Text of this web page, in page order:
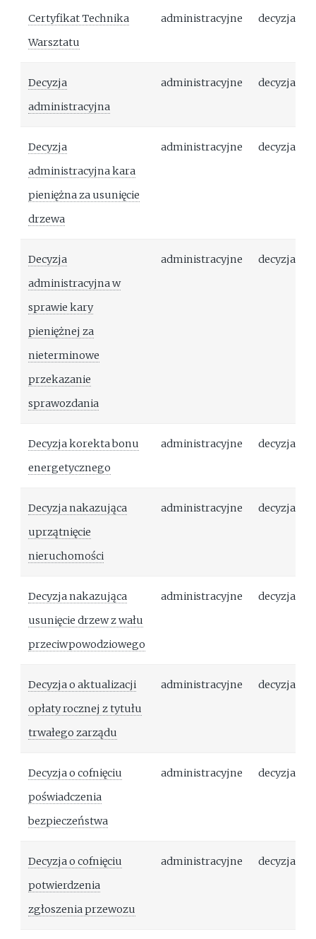
Certyfikat Technika
Warsztatu
administracyjne decyzja
Decyzja
administracyjna
administracyjne decyzja
Decyzja
administracyjna kara
pieniężna za usunięcie
drzewa
administracyjne decyzja
Decyzja
administracyjna w
sprawie kary
pieniężnej za
nieterminowe
przekazanie
sprawozdania
administracyjne decyzja
Decyzja korekta bonu
energetycznego
administracyjne decyzja
Decyzja nakazująca
uprzątnięcie
nieruchomości
administracyjne decyzja
Decyzja nakazująca
usunięcie drzew z wału
przeciwpowodziowego
administracyjne decyzja
Decyzja o aktualizacji
opłaty rocznej z tytułu
trwałego zarządu
administracyjne decyzja
Decyzja o cofnięciu
poświadczenia
bezpieczeństwa
administracyjne decyzja
Decyzja o cofnięciu
potwierdzenia
zgłoszenia przewozu
administracyjne decyzja